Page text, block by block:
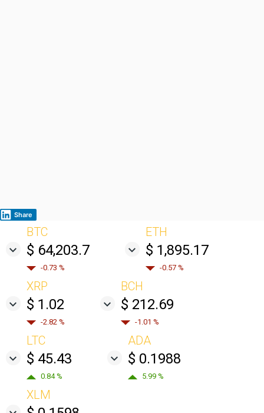
Share
BTC
$ 64,203.7
-0.73 %
ETH
$ 1,895.17
-0.57 %
XRP
$ 1.02
-2.82 %
BCH
$ 212.69
-1.01 %
LTC
$ 45.43
0.84 %
ADA
$ 0.1988
5.99 %
XLM